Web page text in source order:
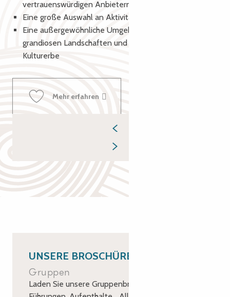
vertrauenswürdigen Anbietern.
Eine große Auswahl an Aktivitäten und Führungen
Eine außergewöhnliche Umgebung zwischen
grandiosen Landschaften und dem bretonischen
Kulturerbe
Mehr erfahren
UNSERE BROSCHÜREN
Gruppen
Laden Sie unsere Gruppenbroschüren herunter: